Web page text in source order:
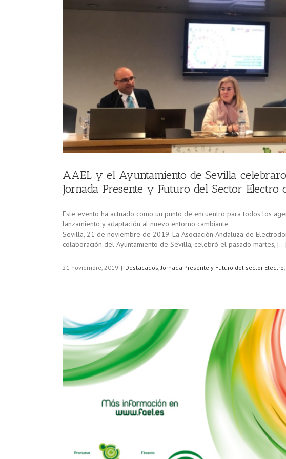
AAEL y el Ayuntamiento de Sevilla
Jornada Presente y Futuro del Sector Electro
Este evento ha actuado como un punto de encuentro para todos los
lanzamiento y adaptación al nuevo entorno cambiante
Sevilla, 21 de noviembre de 2019. La Asociación Andaluza de
colaboración del Ayuntamiento de Sevilla, celebró el pasado martes, […]
21 noviembre, 2019 | Destacados,Jornada Presente y Futuro del sector Electro,